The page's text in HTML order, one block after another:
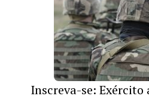
Inscreva-se: Exército